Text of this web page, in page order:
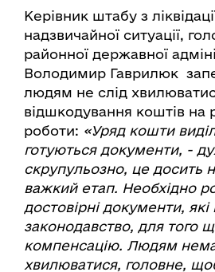
Керівник штабу з
надзвичайної ситуації,
районної державної
Володимир Гаврилюк
людям не слід
відшкодування коштів на
роботи: «Уряд кошти
готуються документи, -
скрупульозно, це досить
важкий етап. Необхідно
достовірні документи, які
законодавство, для того
компенсацію. Людям
хвилюватися, головне,